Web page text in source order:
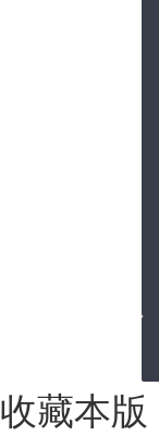
收藏本版